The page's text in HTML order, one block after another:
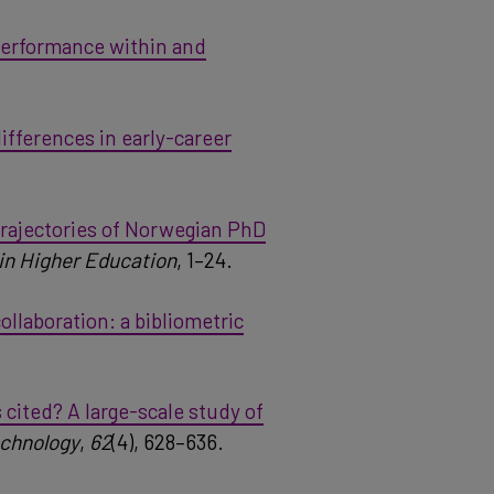
within and
in early-career
of Norwegian PhD
Higher Education, 1–24.
a bibliometric
A large-scale study of
, 62(4), 628–636.